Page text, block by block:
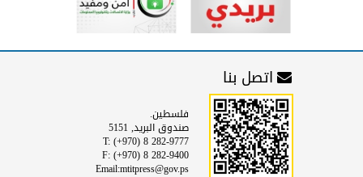
اتصل بنا
فلسطين.
صندوق البريد, 5151
T: (+970) 8 282-9777
F: (+970) 8 282-9400
Email:mtitpress@gov.ps